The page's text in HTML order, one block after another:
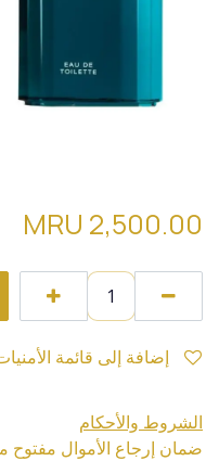
2,500.00
الشروط والأحكام
ضمان إرجاع الأموال مفتوح